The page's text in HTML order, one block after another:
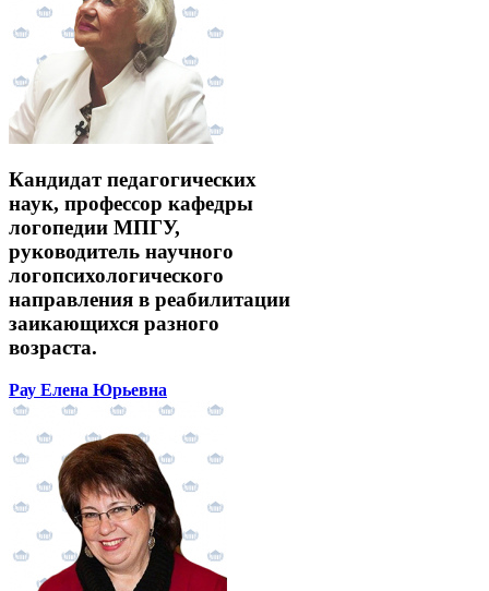
Кандидат педагогических
наук, профессор кафедры
логопедии МПГУ,
руководитель научного
логопсихологического
направления в реабилитации
заикающихся разного
возраста.
Рау Елена Юрьевна